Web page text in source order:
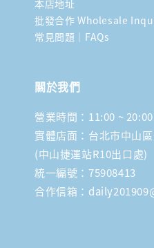
本店地址
批發合作 Wholesale
常見問題｜FAQs
關於我們
營業時間：11:00 ~ 20:00
實體店面：台北市中山
(中山捷運站R10出口處)
統一編號：75908413
合作信箱：